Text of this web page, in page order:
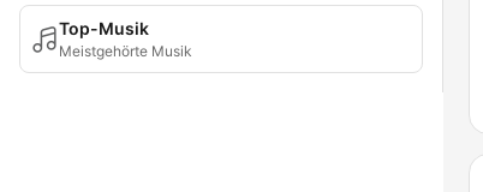
Top-Musik
Meistgehörte Musik